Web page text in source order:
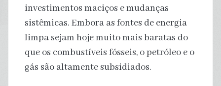
investimentos maciços e mudanças
sistêmicas. Embora as fontes de energia
limpa sejam hoje muito mais baratas do
que os combustíveis fósseis, o petróleo e o
gás são altamente subsidiados.